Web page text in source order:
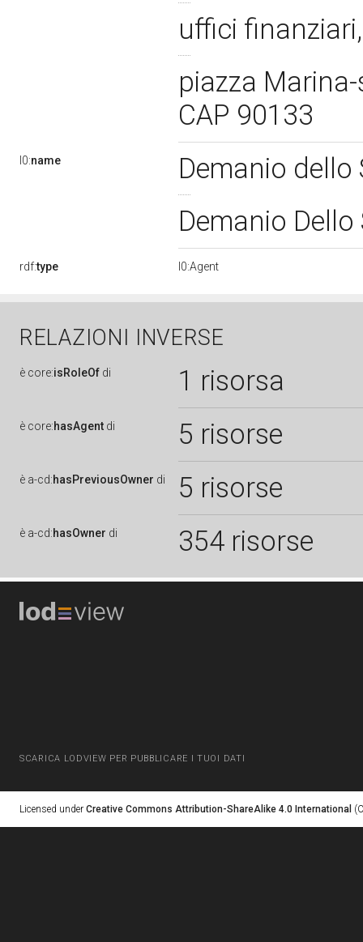
uffici
piazza
CAP 90133
l0:name
Demanio
Demanio
rdf:type l0:Agent
RELAZIONI INVERSE
è core:isRoleOf di 1 risorsa
è core:hasAgent di 5 risorse
è a-cd:hasPreviousOwner di 5 risorse
è a-cd:hasOwner di 354 risorse
SCARICA LODVIEW PER PUBBLICARE I TUOI DATI
Licensed under Creative Commons Attribution-ShareAlike 4.0 International